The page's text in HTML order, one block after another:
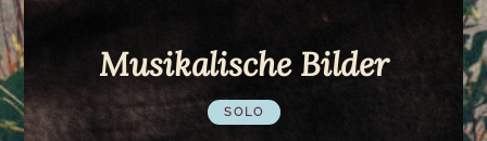
Musikalische Bilder
SOLO